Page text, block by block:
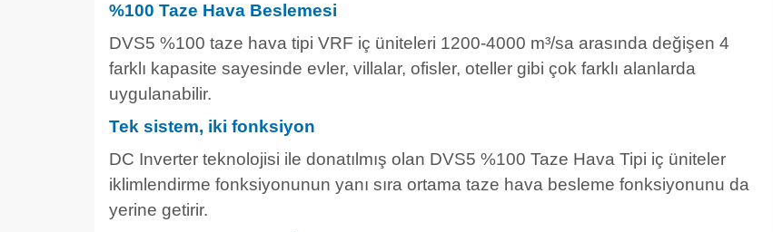
%100 Taze Hava Beslemesi
DVS5 %100 taze hava tipi VRF iç üniteleri 1200-4000 m³/sa arasında değişen 4
farklı kapasite sayesinde evler, villalar, ofisler, oteller gibi çok farklı alanlarda
uygulanabilir.
Tek sistem, iki fonksiyon
DC Inverter teknolojisi ile donatılmış olan DVS5 %100 Taze Hava Tipi iç üniteler
iklimlendirme fonksiyonunun yanı sıra ortama taze hava besleme fonksiyonunu da
yerine getirir.